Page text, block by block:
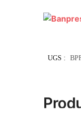
UGS :